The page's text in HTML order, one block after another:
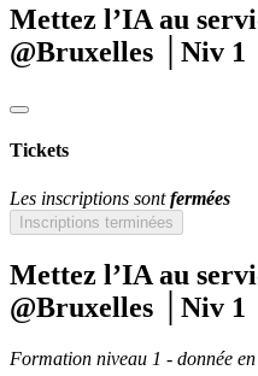
Mettez l’IA au
@Bruxelles │Niv 1
Tickets
Les inscriptions sontfermées
Inscriptions terminées
Mettez l’IA au
@Bruxelles │Niv 1
Formation niveau 1 - donnée